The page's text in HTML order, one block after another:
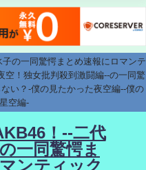
の一同驚愕まとめ速報にロマンテ
空！独女批判殺到激闘編--の一同驚
い？-僕の見たかった夜空編--僕の
空編-
！--二代
一同驚愕ま
ンティック